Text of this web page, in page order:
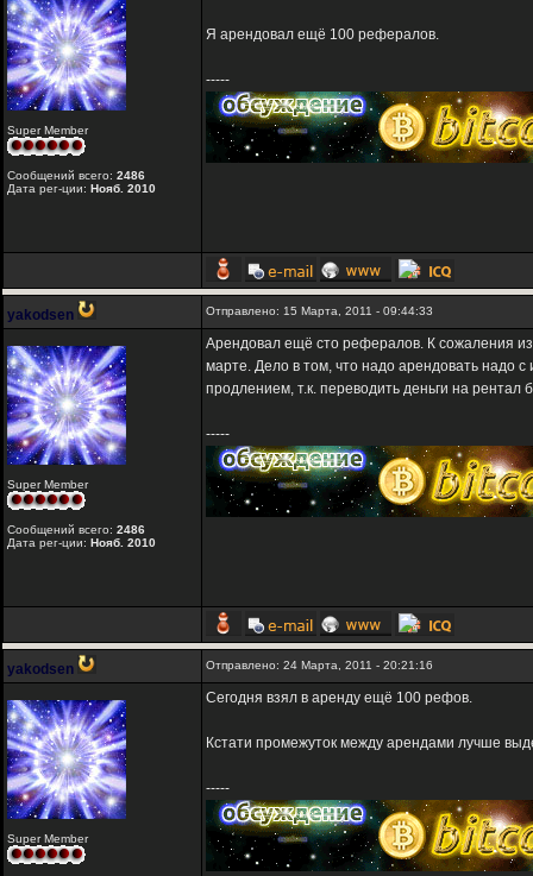
Super Member
Сообщений всего: 2486
Дата рег-ции: Нояб. 2010
Я арендовал ещё 100 рефералов.
-----
yakodsen Отправлено: 15 Марта, 2011 - 09:44:33
Super Member
Сообщений всего: 2486
Дата рег-ции: Нояб. 2010
Арендовал ещё сто рефералов. К сожаления
марте. Дело в том, что надо арендовать надо
продлением, т.к. переводить деньги на рентал
-----
yakodsen Отправлено: 24 Марта, 2011 - 20:21:16
Super Member
Сегодня взял в аренду ещё 100 рефов.
Кстати промежуток между арендами лучше
-----